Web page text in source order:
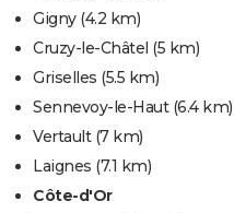
Gigny(4.2 km)
Cruzy-le-Châtel (5 km)
Griselles (5.5 km)
Sennevoy-le-Haut(6.4 km)
Vertault(7 km)
Laignes (7.1 km)
Côte-d'Or